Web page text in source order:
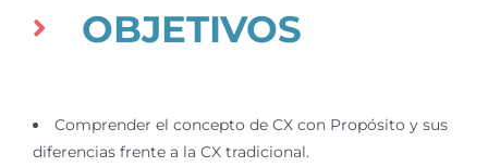
OBJETIVOS
Comprender el concepto de CX con Propósito y sus
diferencias frente a la CX tradicional.